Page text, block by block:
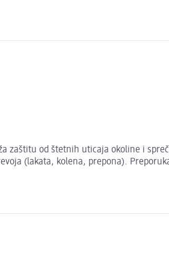
zaštitu od štetnih uticaja okoline i
(lakata, kolena, prepona).